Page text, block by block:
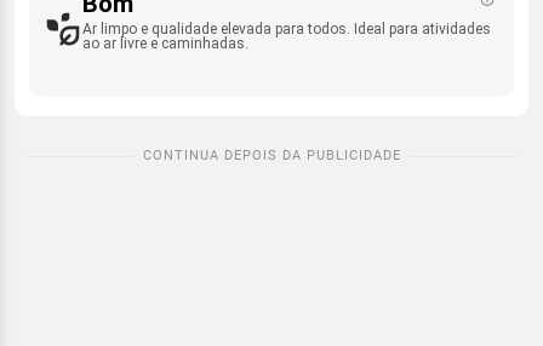
Ar limpo e qualidade elevada para todos. Ideal para atividades
ao ar livre e caminhadas.